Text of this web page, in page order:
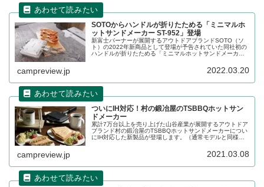
SOTOからハンドルが折りたためる「ミニマルホ
ットサンドメーカー ST-952」登場
新富士バーナーが展開するアウトドアブランドSOTO（ソ
ト）の2022年新商品として登場が予告されていた同社初の
ハンドルが折りたためる「ミニマルホットサンドメーカー
campreview.jp 2022.03.20
ついにIH対応！村の鍛冶屋のTSBBQホットサン
ドメーカー
累計7万台以上を売り上げた山谷産業が展開するアウトドア
ブランド村の鍛冶屋のTSBBQホットサンドメーカーについ
にIH対応した新製品が登場します。（通常モデルと同様ガ
campreview.jp 2021.03.08